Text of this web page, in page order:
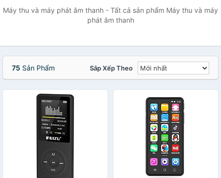
Máy thu và máy phát âm thanh - Tất cả sản phẩm Máy thu và máy
phát âm thanh
75 Sản Phẩm Sắp Xếp Theo